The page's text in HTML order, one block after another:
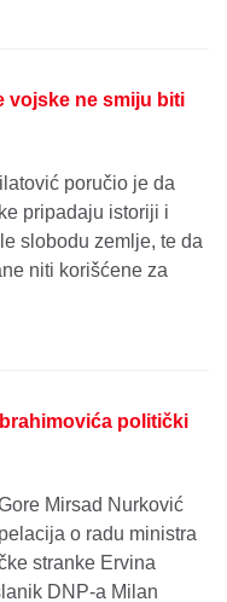
vojske ne smiju biti
poručio je da
pripadaju istoriji i
slobodu zemlje, te da
niti korišćene za
politički
Mirsad Nurković
o radu ministra
stranke Ervina
DNP-a Milan